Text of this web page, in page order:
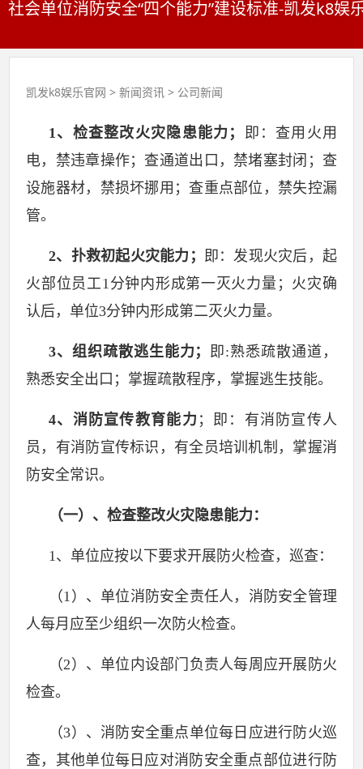
社会单位消防安全“四个能力”建设标准-凯发k8娱
凯发k8娱乐官网 >新闻资讯 > 公司新闻
1、检查整改火灾隐患能力；
即：查用火用
电，禁违章操作；查通道出口，禁堵塞封闭；查
设施器材，禁损坏挪用；查重点部位，禁失控漏
管。
2、扑救初起火灾能力； 即：发现火灾后，起
火部位员工1分钟内形成第一灭火力量；火灾确
认后，单位3分钟内形成第二灭火力量。
3、组织疏散逃生能力； 即:熟悉疏散通道，
熟悉安全出口；掌握疏散程序，掌握逃生技能。
4、消防宣传教育能力 ；即：有消防宣传人
员，有消防宣传标识，有全员培训机制，掌握消
防安全常识。
（一）、检查整改火灾隐患能力：
1、单位应按以下要求开展防火检查，巡查：
（1 ）、单位消防安全责任人，消防安全管理
人每月应至少组织一次防火检查。
（2 ）、单位内设部门负责人每周应开展防火
检查。
（3）、消防安全重点单位每日应进行防火巡
查，其他单位每日应对消防安全重点部位进行防